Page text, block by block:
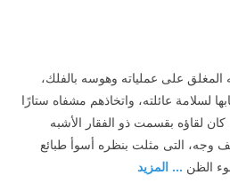
على عملياته وهوسه بالفلك،
لسلامة عائلته، واتخاذهم مشفاه ستارًا
لقاؤه بقسمت ذو الفقار الأشبه
وجه، التى مثلت بنظره أسوأ طبائع
الظن ... المزيد